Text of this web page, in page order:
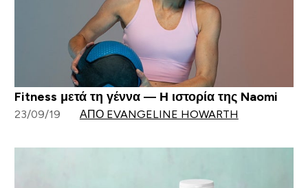
Fitness μετά τη γέννα — Η ιστορία της Naomi
23/09/19 ΑΠΌ EVANGELINE HOWARTH